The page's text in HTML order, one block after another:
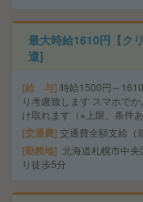
最大時給1610円【ク
遣]
給 与 時給1500円～
り考慮致します スマホで
け取れます（※上限、条件あ
交通費 交通費全額支給（
勤務地
北海道札幌市中
り徒歩5分